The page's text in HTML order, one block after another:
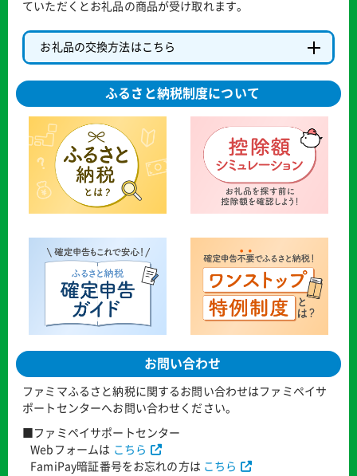
ていただくとお礼品の商品が受け取れます。
お礼品の交換方法はこちら
ふるさと納税制度について
お問い合わせ
ファミマふるさと納税に関するお問い合わせはファミペイサ
ポートセンターへお問い合わせください。
■ファミペイサポートセンター
Webフォームは こちら
FamiPay暗証番号をお忘れの方は こちら